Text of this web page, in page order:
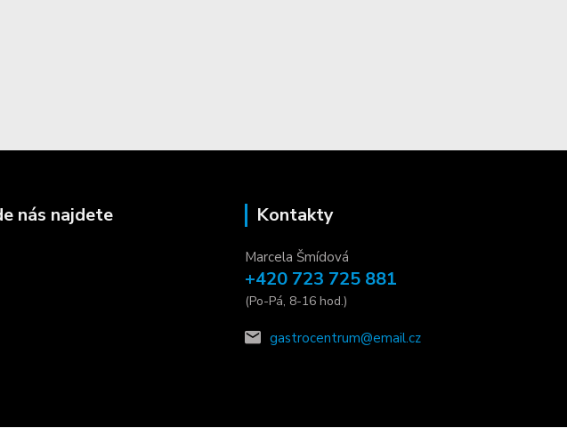
nás najdete Kontakty
Marcela Šmídová
+420 723 725 881
(Po-Pá, 8-16 hod.)
gastrocentrum@email.cz